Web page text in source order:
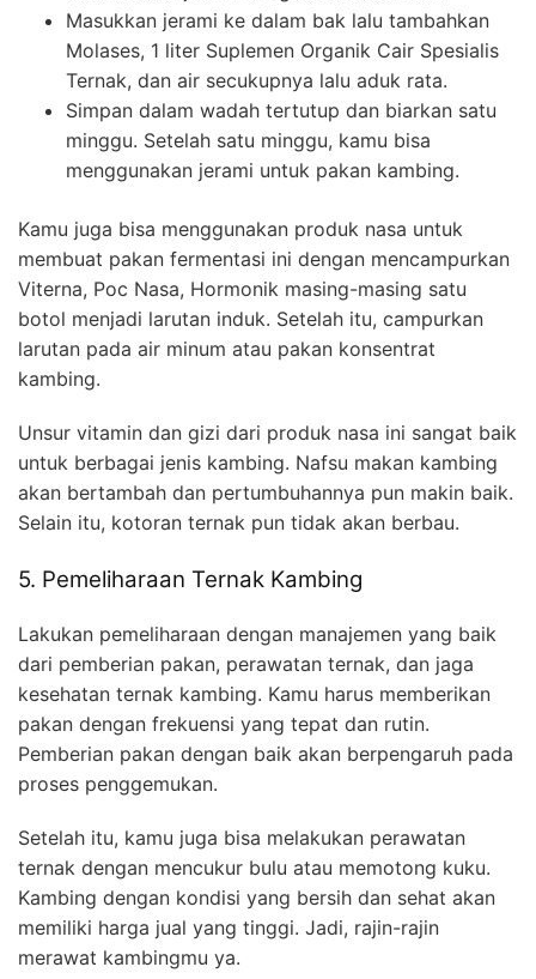
Masukkan jerami ke dalam bak lalu tambahkan
Molases, 1 liter Suplemen Organik Cair Spesialis
Ternak, dan air secukupnya lalu aduk rata.
Simpan dalam wadah tertutup dan biarkan satu
minggu. Setelah satu minggu, kamu bisa
menggunakan jerami untuk pakan kambing.
Kamu juga bisa menggunakan produk nasa untuk
membuat pakan fermentasi ini dengan mencampurkan
Viterna, Poc Nasa, Hormonik masing-masing satu
botol menjadi larutan induk. Setelah itu, campurkan
larutan pada air minum atau pakan konsentrat
kambing.
Unsur vitamin dan gizi dari produk nasa ini sangat baik
untuk berbagai jenis kambing. Nafsu makan kambing
akan bertambah dan pertumbuhannya pun makin baik.
Selain itu, kotoran ternak pun tidak akan berbau.
5. Pemeliharaan Ternak Kambing
Lakukan pemeliharaan dengan manajemen yang baik
dari pemberian pakan, perawatan ternak, dan jaga
kesehatan ternak kambing. Kamu harus memberikan
pakan dengan frekuensi yang tepat dan rutin.
Pemberian pakan dengan baik akan berpengaruh pada
proses penggemukan.
Setelah itu, kamu juga bisa melakukan perawatan
ternak dengan mencukur bulu atau memotong kuku.
Kambing dengan kondisi yang bersih dan sehat akan
memiliki harga jual yang tinggi. Jadi, rajin-rajin
merawat kambingmu ya.